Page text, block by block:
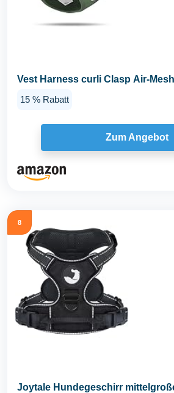
Vest Harness curli Clasp Air-
15 % Rabatt
Zum Angebot
8
Joytale Hundegeschirr